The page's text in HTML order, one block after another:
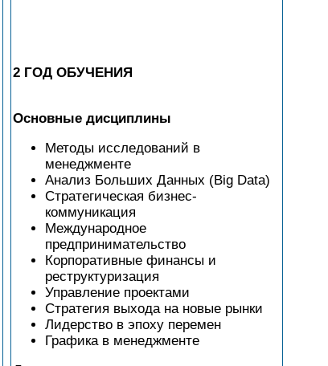
2 ГОД ОБУЧЕНИЯ
Основные дисциплины
Методы исследований в
менеджменте
Анализ Больших Данных (Big Data)
Стратегическая бизнес-
коммуникация
Международное
предпринимательство
Корпоративные финансы и
реструктуризация
Управление проектами
Стратегия выхода на новые рынки
Лидерство в эпоху перемен
Графика в менеджменте